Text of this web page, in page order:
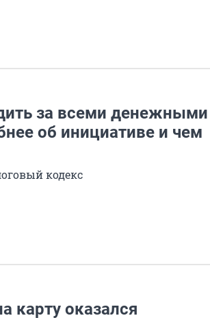
за всеми денежными
об инициативе и чем
кодекс
карту оказался